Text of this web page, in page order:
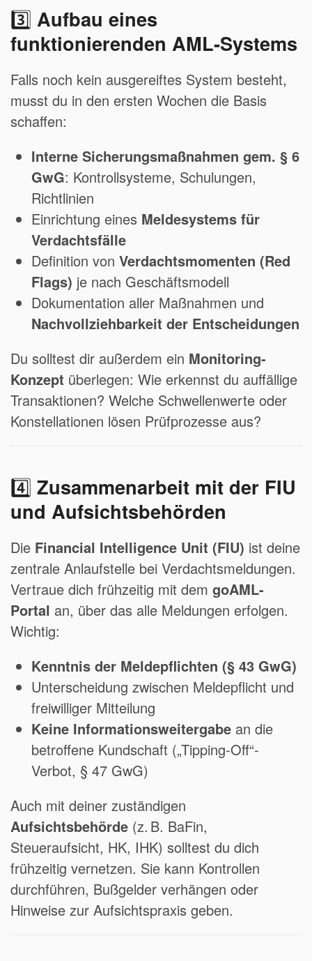
3️⃣ Aufbau eines
funktionierenden AML-Systems
Falls noch kein ausgereiftes System besteht,
musst du in den ersten Wochen die Basis
schaffen:
Interne Sicherungsmaßnahmen gem. § 6
GwG: Kontrollsysteme, Schulungen,
Richtlinien
Einrichtung eines Meldesystems für
Verdachtsfälle
Definition von Verdachtsmomenten (Red
Flags) je nach Geschäftsmodell
Dokumentation aller Maßnahmen und
Nachvollziehbarkeit der Entscheidungen
Du solltest dir außerdem ein Monitoring-
Konzept überlegen: Wie erkennst du auffällige
Transaktionen? Welche Schwellenwerte oder
Konstellationen lösen Prüfprozesse aus?
4️⃣ Zusammenarbeit mit der FIU
und Aufsichtsbehörden
Die Financial Intelligence Unit (FIU) ist deine
zentrale Anlaufstelle bei Verdachtsmeldungen.
Vertraue dich frühzeitig mit dem goAML-
Portal an, über das alle Meldungen erfolgen.
Wichtig:
Kenntnis der Meldepflichten (§ 43 GwG)
Unterscheidung zwischen Meldepflicht und
freiwilliger Mitteilung
Keine Informationsweitergabe an die
betroffene Kundschaft („Tipping-Off“-
Verbot, § 47 GwG)
Auch mit deiner zuständigen
Aufsichtsbehörde (z. B. BaFin,
Steueraufsicht, HK, IHK) solltest du dich
frühzeitig vernetzen. Sie kann Kontrollen
durchführen, Bußgelder verhängen oder
Hinweise zur Aufsichtspraxis geben.